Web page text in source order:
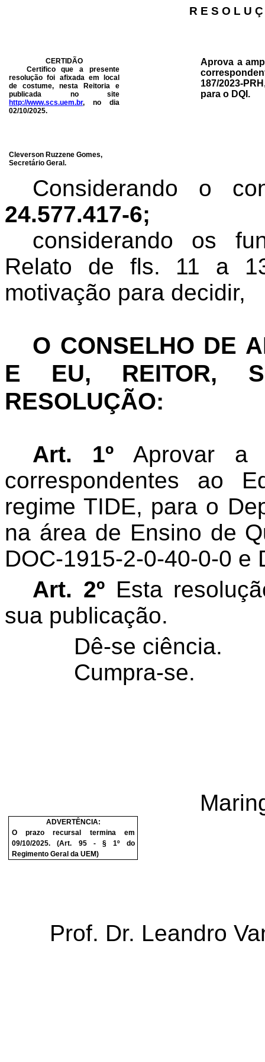
R E S O L U
CERTIDÃO
Certifico que a presente
resolução foi afixada em local
de costume, nesta Reitoria e
publicada no site
http://www.scs.uem.br, no dia
02/10/2025.
Cleverson Ruzzene Gomes,
Secretário Geral.
Aprova a
187/2023-
para o DQI .
Considerando o
24.577.417-6;
considerando os
Relato de fls. 11 a
motivação para decidir,
O CONSELHO DE
E EU, REITOR,
RESOLUÇÃO:
Art. 1º Aprovar a
correspondentes ao
regime TIDE, para o
na área de Ensino de
DOC-1915-2-0-40-0-0 e
Art. 2º Esta
sua publicação.
Dê-se ciência.
Cumpra-
ADVERTÊNCIA:
O prazo recursal termina em
09/10/2025. (Art. 95 - § 1º do
Regimento Geral da UEM)
Prof. Dr. Leandro